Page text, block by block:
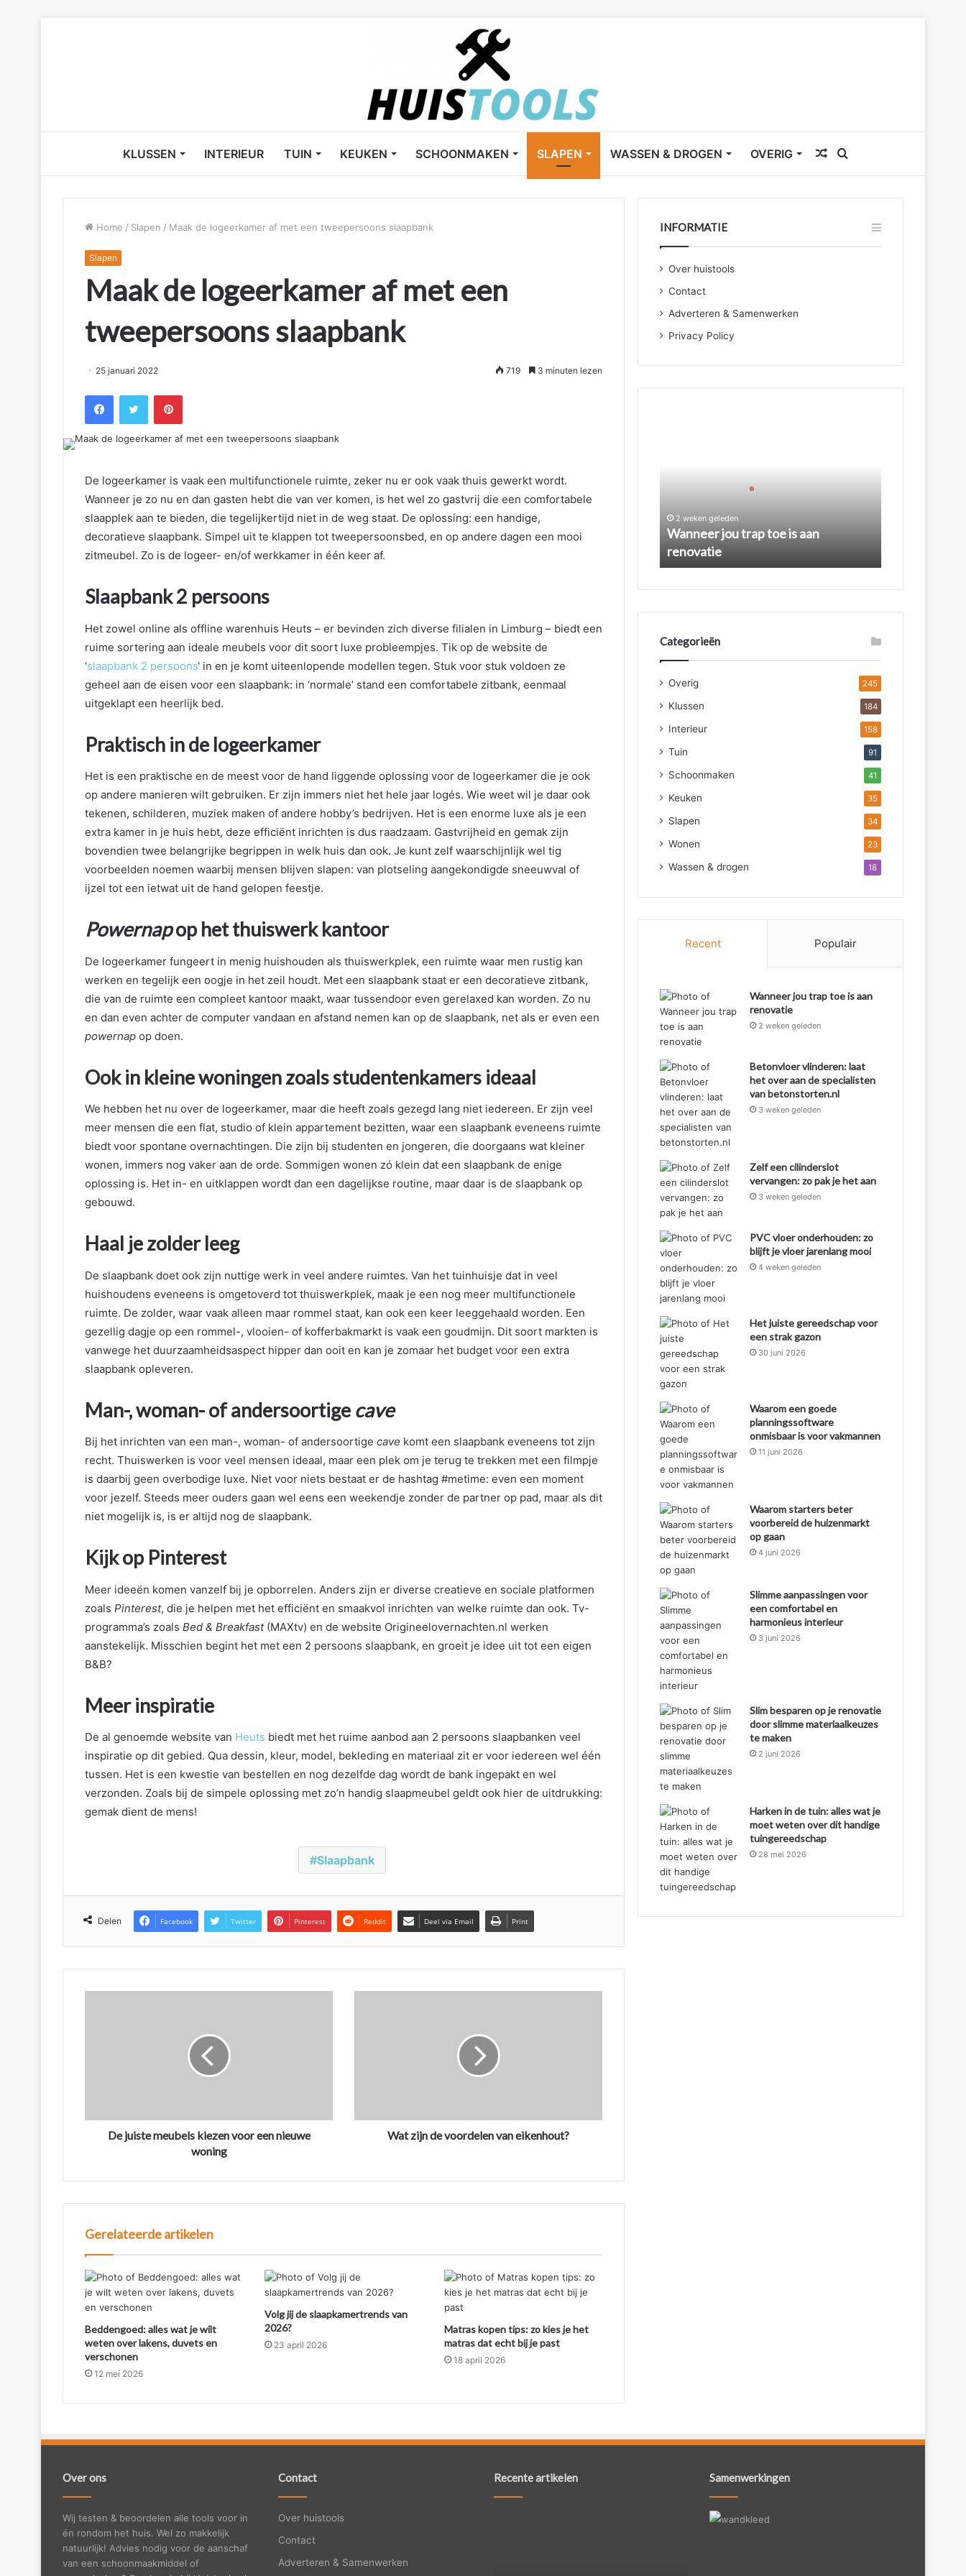
KLUSSEN INTERIEUR TUIN KEUKEN SCHOONMAKEN SLAPEN WASSEN & DROGEN OVERIG
naar
Willekeurig
artikel
Home / Slapen / Maak de logeerkamer af met een tweepersoons slaapbank
Slapen
Maak de logeerkamer af met een
tweepersoons slaapbank
25 januari 2022 719 3 minuten lezen
FacebookTwitter Pinterest
De logeerkamer is vaak een multifunctionele ruimte, zeker nu er ook vaak thuis gewerkt wordt.
Wanneer je zo nu en dan gasten hebt die van ver komen, is het wel zo gastvrij die een comfortabele
slaapplek aan te bieden, die tegelijkertijd niet in de weg staat. De oplossing: een handige,
decoratieve slaapbank. Simpel uit te klappen tot tweepersoonsbed, en op andere dagen een mooi
zitmeubel. Zo is de logeer- en/of werkkamer in één keer af.
Slaapbank 2 persoons
Het zowel online als offline warenhuis Heuts – er bevinden zich diverse filialen in Limburg – biedt een
ruime sortering aan ideale meubels voor dit soort luxe probleempjes. Tik op de website de
‘slaapbank 2 persoons‘ in en je komt uiteenlopende modellen tegen. Stuk voor stuk voldoen ze
geheel aan de eisen voor een slaapbank: in ‘normale’ stand een comfortabele zitbank, eenmaal
uitgeklapt een heerlijk bed.
Praktisch in de logeerkamer
Het is een praktische en de meest voor de hand liggende oplossing voor de logeerkamer die je ook
op andere manieren wilt gebruiken. Er zijn immers niet het hele jaar logés. Wie weet wil je daar ook
tekenen, schilderen, muziek maken of andere hobby’s bedrijven. Het is een enorme luxe als je een
extra kamer in je huis hebt, deze efficiënt inrichten is dus raadzaam. Gastvrijheid en gemak zijn
bovendien twee belangrijke begrippen in welk huis dan ook. Je kunt zelf waarschijnlijk wel tig
voorbeelden noemen waarbij mensen blijven slapen: van plotseling aangekondigde sneeuwval of
ijzel tot een ietwat uit de hand gelopen feestje.
Powernapop het thuiswerk kantoor
De logeerkamer fungeert in menig huishouden als thuiswerkplek, een ruimte waar men rustig kan
werken en tegelijk een oogje in het zeil houdt. Met een slaapbank staat er een decoratieve zitbank,
die van de ruimte een compleet kantoor maakt, waar tussendoor even gerelaxed kan worden. Zo nu
en dan even achter de computer vandaan en afstand nemen kan op de slaapbank, net als er even een
powernap op doen.
Ook in kleine woningen zoals studentenkamers ideaal
We hebben het nu over de logeerkamer, maar die heeft zoals gezegd lang niet iedereen. Er zijn veel
meer mensen die een flat, studio of klein appartement bezitten, waar een slaapbank eveneens ruimte
biedt voor spontane overnachtingen. Die zijn bij studenten en jongeren, die doorgaans wat kleiner
wonen, immers nog vaker aan de orde. Sommigen wonen zó klein dat een slaapbank de enige
oplossing is. Het in- en uitklappen wordt dan een dagelijkse routine, maar daar is de slaapbank op
gebouwd.
Haal je zolder leeg
De slaapbank doet ook zijn nuttige werk in veel andere ruimtes. Van het tuinhuisje dat in veel
huishoudens eveneens is omgetoverd tot thuiswerkplek, maak je een nog meer multifunctionele
ruimte. De zolder, waar vaak alleen maar rommel staat, kan ook een keer leeggehaald worden. Een
gezellig dagje op een rommel-, vlooien- of kofferbakmarkt is vaak een goudmijn. Dit soort markten is
vanwege het duurzaamheidsaspect hipper dan ooit en kan je zomaar het budget voor een extra
slaapbank opleveren.
Man-, woman- of andersoortige cave
Bij het inrichten van een man-, woman- of andersoortige cave komt een slaapbank eveneens tot zijn
recht. Thuiswerken is voor veel mensen ideaal, maar een plek om je terug te trekken met een filmpje
is daarbij geen overbodige luxe. Niet voor niets bestaat er de hashtag #metime: even een moment
voor jezelf. Steeds meer ouders gaan wel eens een weekendje zonder de partner op pad, maar als dit
niet mogelijk is, is er altijd nog de slaapbank.
Kijk op Pinterest
Meer ideeën komen vanzelf bij je opborrelen. Anders zijn er diverse creatieve en sociale platformen
zoals Pinterest, die je helpen met het efficiënt en smaakvol inrichten van welke ruimte dan ook. Tv-
programma’s zoals Bed & Breakfast(MAXtv) en de website Origineelovernachten.nl werken
aanstekelijk. Misschien begint het met een 2 persoons slaapbank, en groeit je idee uit tot een eigen
B&B?
Meer inspiratie
De al genoemde website van Heuts biedt met het ruime aanbod aan 2 persoons slaapbanken veel
inspiratie op dit gebied. Qua dessin, kleur, model, bekleding en materiaal zit er voor iedereen wel één
tussen. Het is een kwestie van bestellen en nog dezelfde dag wordt de bank ingepakt en wel
verzonden. Zoals bij de simpele oplossing met zo’n handig slaapmeubel geldt ook hier de uitdrukking:
gemak dient de mens!
Slaapbank
Delen Facebook Twitter Pinterest Reddit Deel via Email Print
De juiste meubels kiezen voor een nieuwe
woning
Wat zijn de voordelen van eikenhout?
Gerelateerde artikelen
Beddengoed: alles wat je wilt
weten over lakens, duvets en
verschonen
12 mei 2026
Volg jij de slaapkamertrends van
2026?
23 april 2026
Matras kopen tips: zo kies je het
matras dat echt bij je past
18 april 2026
INFORMATIE
Over huistools
Contact
Adverteren & Samenwerken
Privacy Policy
2 weken geleden
Wanneer jou trap toe is aan
renovatie
Categorieën
Overig 245
Klussen 184
Interieur 158
Tuin 91
Schoonmaken 41
Keuken 35
Slapen 34
Wonen 23
Wassen & drogen 18
Recent Populair
Wanneer jou trap toe is aan
renovatie
2 weken geleden
Betonvloer vlinderen: laat
het over aan de specialisten
van betonstorten.nl
3 weken geleden
Zelf een cilinderslot
vervangen: zo pak je het aan
3 weken geleden
PVC vloer onderhouden: zo
blijft je vloer jarenlang mooi
4 weken geleden
Het juiste gereedschap voor
een strak gazon
30 juni 2026
Waarom een goede
planningssoftware
onmisbaar is voor vakmannen
11 juni 2026
Waarom starters beter
voorbereid de huizenmarkt
op gaan
4 juni 2026
Slimme aanpassingen voor
een comfortabel en
harmonieus interieur
3 juni 2026
Slim besparen op je renovatie
door slimme materiaalkeuzes
te maken
2 juni 2026
Harken in de tuin: alles wat je
moet weten over dit handige
tuingereedschap
28 mei 2026
Over ons
Wij testen & beoordelen alle tools voor in
én rondom het huis. Wel zo makkelijk
natuurlijk! Advies nodig voor de aanschaf
van een schoonmaakmiddel of
Contact
Over huistools
Contact
Adverteren & Samenwerken
Recente artikelen Samenwerkingen